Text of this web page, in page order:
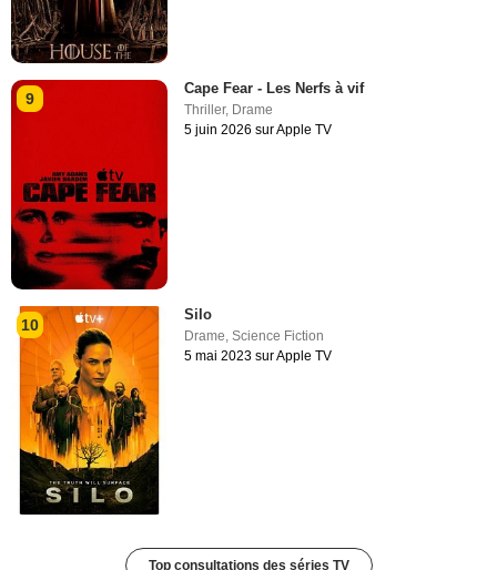
9
Cape Fear - Les Nerfs à vif
Thriller, Drame
5 juin 2026 sur Apple TV
10
Silo
Drame ,Science Fiction
5 mai 2023 sur Apple TV
Top consultations des séries TV